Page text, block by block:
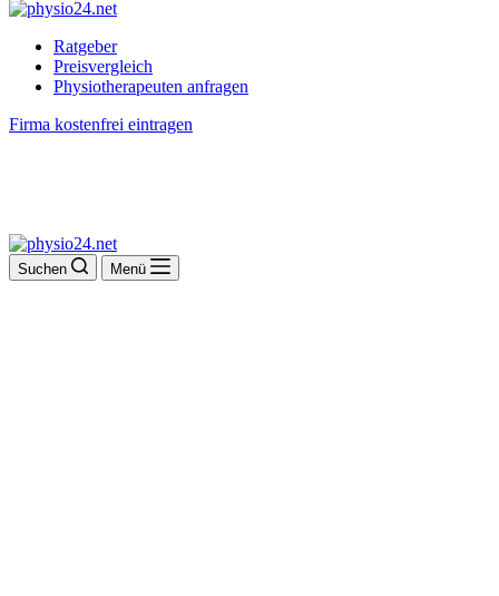
Ratgeber
Preisvergleich
Physiotherapeuten anfragen
Firma kostenfrei eintragen
Suchen Menü